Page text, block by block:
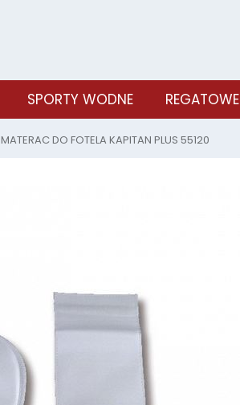
SPORTY WODNE REGATOWE
MATERAC DO FOTELA KAPITAN PLUS 55120